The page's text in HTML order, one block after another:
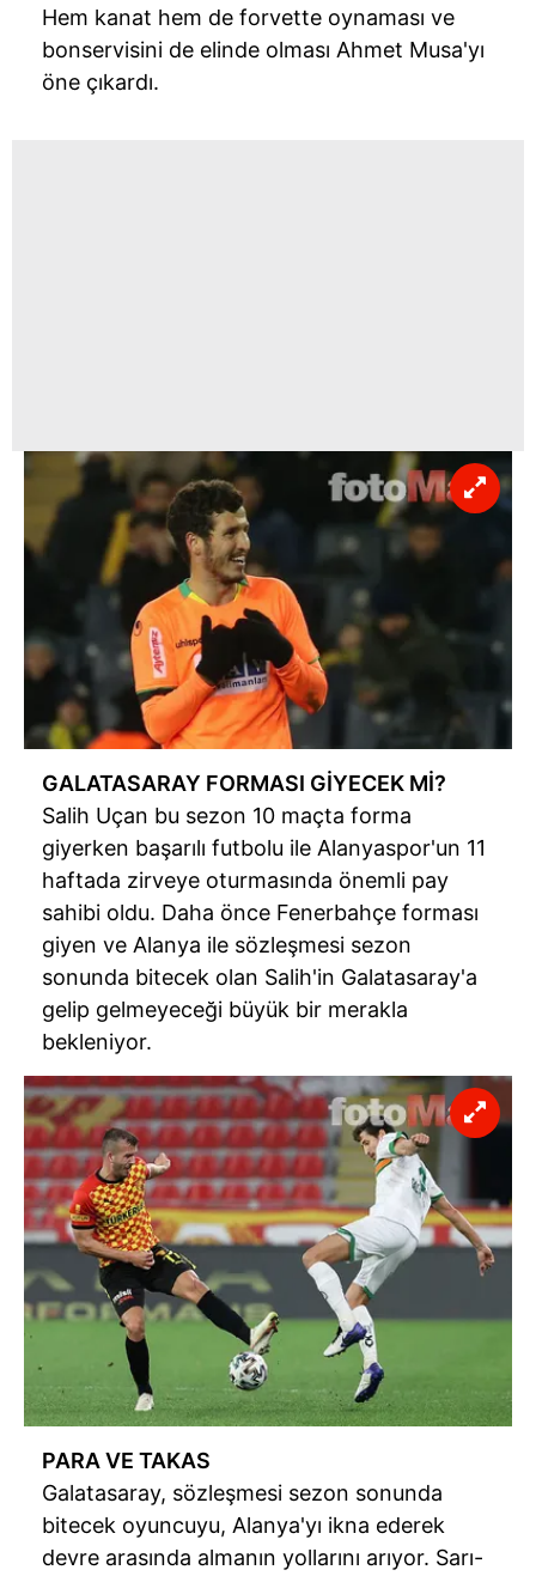
sınırlı olarak açık rızanız dahilinde kullanılacaktır.
Çerezlere ilişkin tercihlerinizi aşağıda yer alan panel
vasıtasıyla belirleyebilirsiniz. Çerezlere ilişkin detaylı bilgi
Hem kanat hem de forvette oynaması ve
bonservisini de elinde olması Ahmet Musa'yı
öne çıkardı.
GALATASARAY FORMASI GİYECEK Mİ?
Salih Uçan bu sezon 10 maçta forma
giyerken başarılı futbolu ile Alanyaspor'un 11
haftada zirveye oturmasında önemli pay
sahibi oldu. Daha önce Fenerbahçe forması
giyen ve Alanya ile sözleşmesi sezon
sonunda bitecek olan Salih'in Galatasaray'a
gelip gelmeyeceği büyük bir merakla
bekleniyor.
PARA VE TAKAS
Galatasaray, sözleşmesi sezon sonunda
bitecek oyuncuyu, Alanya'yı ikna ederek
devre arasında almanın yollarını arıyor. Sarı-